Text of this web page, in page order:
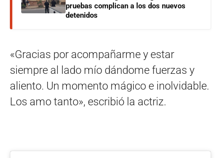
pruebas complican a los dos nuevos
detenidos
«Gracias por acompañarme y estar
siempre al lado mío dándome fuerzas y
aliento. Un momento mágico e inolvidable.
Los amo tanto», escribió la actriz.